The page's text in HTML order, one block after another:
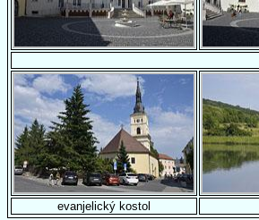
evanjelický kostol